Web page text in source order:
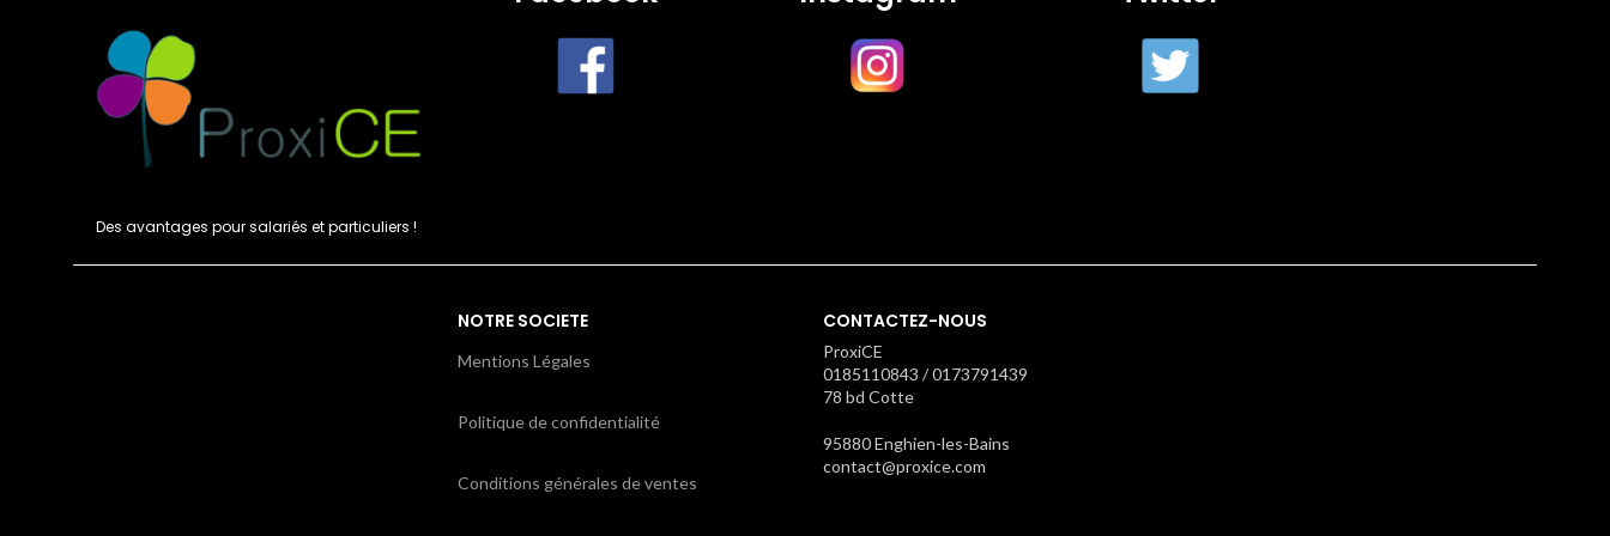
Des avantages pour salariés et particuliers !
NOTRE SOCIETE
Mentions Légales
Politique de confidentialité
Conditions générales de ventes
CONTACTEZ-NOUS
ProxiCE
0185110843 / 0173791439
78 bd Cotte
95880 Enghien-les-Bains
contact@proxice.com